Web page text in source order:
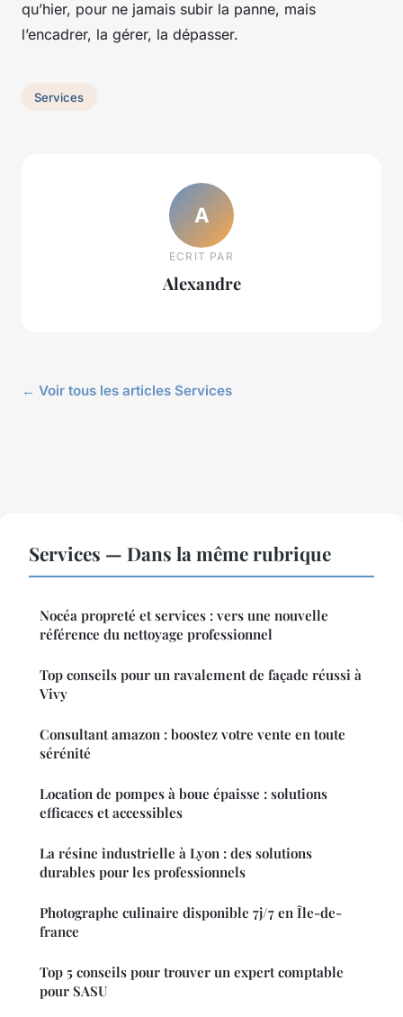
qu’hier, pour ne jamais subir la panne, mais
l’encadrer, la gérer, la dépasser.
Services
A
ECRIT PAR
Alexandre
← Voir tous les articles Services
Services — Dans la même rubrique
Nocéa propreté et services : vers une nouvelle
référence du nettoyage professionnel
Top conseils pour un ravalement de façade réussi à
Vivy
Consultant amazon : boostez votre vente en toute
sérénité
Location de pompes à boue épaisse : solutions
efficaces et accessibles
La résine industrielle à Lyon : des solutions
durables pour les professionnels
Photographe culinaire disponible 7j/7 en Île-de-
france
Top 5 conseils pour trouver un expert comptable
pour SASU